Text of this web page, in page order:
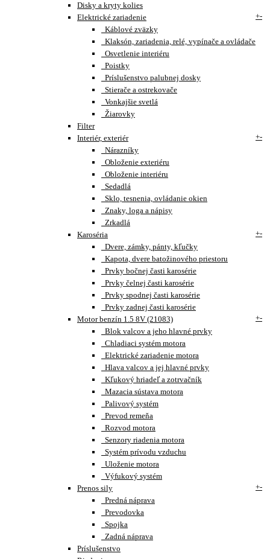
Disky a kryty kolies
Elektrické zariadenie
+-
Káblové zväzky
Klaksón, zariadenia, relé, vypínače a ovládače
Osvetlenie interiéru
Poistky
Príslušenstvo palubnej dosky
Stierače a ostrekovače
Vonkajšie svetlá
Žiarovky
Filter
Interiér, exteriér
+-
Nárazníky
Obloženie exteriéru
Obloženie interiéru
Sedadlá
Sklo, tesnenia, ovládanie okien
Znaky, loga a nápisy
Zrkadlá
Karoséria
+-
Dvere, zámky, pánty, kľučky
Kapota, dvere batožinového priestoru
Prvky bočnej časti karosérie
Prvky čelnej časti karosérie
Prvky spodnej časti karosérie
Prvky zadnej časti karosérie
Motor benzín 1.5 8V (21083)
+-
Blok valcov a jeho hlavné prvky
Chladiaci systém motora
Elektrické zariadenie motora
Hlava valcov a jej hlavné prvky
Kľukový hriadeľ a zotrvačník
Mazacia sústava motora
Palivový systém
Prevod remeňa
Rozvod motora
Senzory riadenia motora
Systém prívodu vzduchu
Uloženie motora
Výfukový systém
Prenos sily
+-
Predná náprava
Prevodovka
Spojka
Zadná náprava
Príslušenstvo